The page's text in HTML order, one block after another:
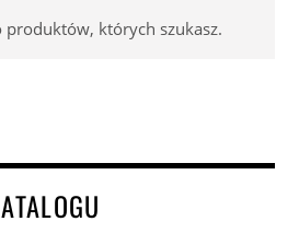
produktów, których szukasz.